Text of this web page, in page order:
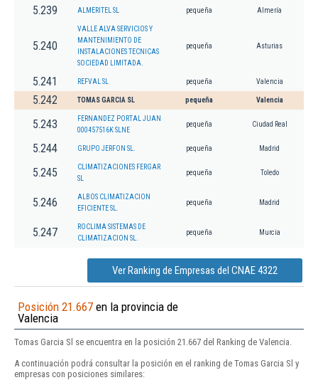
5.239 ALMERITEL SL pequeña Almería
5.240
VALLE ALVA SERVICIOS Y
MANTENIMIENTO DE
INSTALACIONES TECNICAS
SOCIEDAD LIMITADA.
pequeña Asturias
5.241 REFVAL SL pequeña Valencia
5.242 TOMAS GARCIA SL pequeña Valencia
5.243
FERNANDEZ PORTAL JUAN
000457516K SLNE
pequeña Ciudad Real
5.244 GRUPO JERFON SL. pequeña Madrid
5.245
CLIMATIZACIONES FERGAR
SL
pequeña Toledo
5.246
ALBOS CLIMATIZACION
EFICIENTE SL.
pequeña Madrid
5.247
ROCLIMA SISTEMAS DE
CLIMATIZACION SL.
pequeña Murcia
Ver Ranking de Empresas del CNAE 4322
Posición 21.667 en la provincia de
Valencia
Tomas Garcia Sl se encuentra en la posición 21.667 del Ranking de Valencia.
A continuación podrá consultar la posición en el ranking de Tomas Garcia Sl y
empresas con posiciones similares: